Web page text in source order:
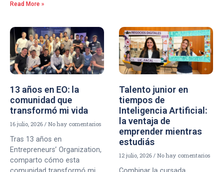
Read More »
13 años en EO: la
comunidad que
transformó mi vida
16 julio, 2026 No hay comentarios
Tras 13 años en
Entrepreneurs’ Organization,
comparto cómo esta
Talento junior en
tiempos de
Inteligencia Artificial:
la ventaja de
emprender mientras
estudiás
12 julio, 2026 No hay comentarios